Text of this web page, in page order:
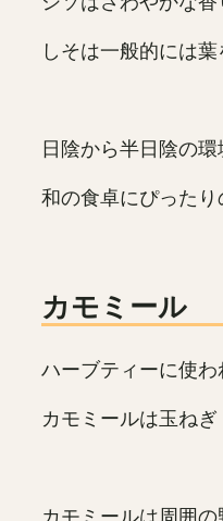
しそは一般的には
日陰から半日陰の
和の食卓にぴったり
カモミール
ハーブティーに使わ
カモミールは玉ね
カモミールは周囲